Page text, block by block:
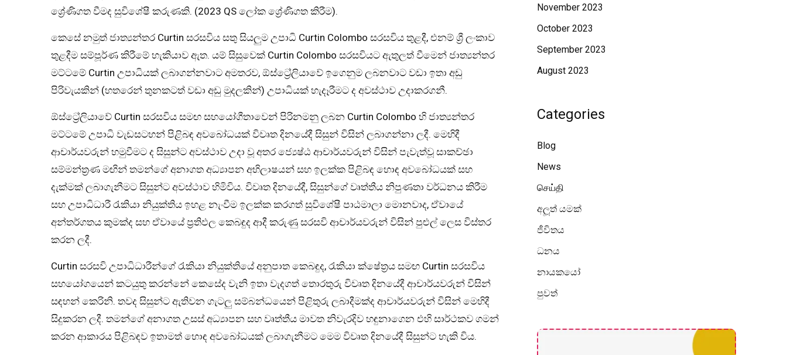
ශ්‍රේණිගත වීමද සුවිශේෂී කරුණකි. (2023 QS ලෝක ශ්‍රේණිගත කිරීම).
කෙසේ නමුත් ජාත්‍යන්තර Curtin සරසවිය සතු සියලුම උපාධි Curtin Colombo සරසවිය තුළදී, එනම් ශ්‍රී ලංකාව
තුළදීම සම්පූර්ණ කිරීමේ හැකියාව ඇත. යම් සිසුවෙක් Curtin Colombo සරසවියට ඇතුලත් වීමෙන් ජාත්‍යන්තර
මට්ටමේ Curtin උපාධියක් ලබාගන්නවාට අමතරව, ඕස්ට්‍රේලියාවේ ඉගෙනුම ලබනවාට වඩා ඉතා අඩු
පිරිවැයකින් (හතරෙන් තුනකටත් වඩා අඩු මුදලකින්) උපාධියක් හැදෑරීමට ද අවස්ථාව උදාකරගනී.
ඕස්ට්‍රේලියාවේ Curtin සරසවිය සමඟ සහයෝගීතාවෙන් පිරිනමනු ලබන Curtin Colombo හි ජාත්‍යන්තර
මට්ටමේ උපාධි වැඩසටහන් පිළිබඳ අවබෝධයක් විවෘත දිනයේදී සිසුන් විසින් ලබාගන්නා ලදී. මෙහිදී
ආචාර්යවරුන් හමුවීමට ද සිසුන්ට අවස්ථාව උදා වූ අතර ජ්‍යෙෂ්ඨ ආචාර්යවරුන් විසින් පැවැත්වූ සාකච්ඡා
සම්‍මන්ත්‍රණ මඟින් තමන්ගේ අනාගත අධ්‍යාපන අභිලාෂයන් සහ ඉලක්ක පිළිබඳ හොඳ අවබෝධයක් සහ
දැක්මක් ලබාගැනීමට සිසුන්ට අවස්ථාව හිමිවිය. විවෘත දිනයේදී, සිසුන්ගේ වෘත්තීය නිපුණතා වර්ධනය කිරීම
සහ උපාධිධාරී රැකියා නියුක්තිය ඉහළ නැංවීම ඉලක්ක කරගත් සුවිශේෂී පාඨමාලා මොනවාද, ඒවායේ
අන්තර්ගතය කුමක්ද සහ ඒවායේ ප්‍රතිඵල කෙබඳුද ආදී කරුණු සරසවි ආචාර්යවරුන් විසින් පුළුල් ලෙස විස්තර
කරන ලදී.
Curtin සරසවි උපාධිධාරීන්ගේ රැකියා නියුක්තියේ අනුපාත කෙබඳුද, රැකියා ක්ෂේත්‍රය සමඟ Curtin සරසවිය
සහයෝගයෙන් කටයුතු කරන්නේ කෙසේද වැනි ඉතා වැදගත් තොරතුරු විවෘත දිනයේදී ආචාර්යවරුන් විසින්
සඳහන් කෙරිනි. තවද සිසුන්ට ඇතිවන ගැටලු සම්බන්ධයෙන් පිළිතුරු ලබාදීමක්ද ආචාර්යවරුන් විසින් මෙහිදී
සිදුකරන ලදී. තමන්ගේ අනාගත උසස් අධ්‍යාපන සහ වෘත්තීය මාවත නිවැරදිව හඳුනාගෙන එහි සාර්ථකව ගමන්
කරන ආකාරය පිළිබඳව ඉතාමත් හොඳ අවබෝධයක් ලබාගැනීමට මෙම විවෘත දිනයේදී සිසුන්ට හැකි විය.
November 2023
October 2023
September 2023
August 2023
Categories
Blog
News
செய்தி
අලූත් යමක්
ජීවිතය
ධනය
නායකයෝ
පුවත්